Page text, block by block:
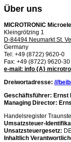
Über uns
MICROTRONIC
Kleingrötzing 1
D-84494 Neumarkt St.
Germany
Tel: +49 (8722) 9620-0
Fax: +49 (8722) 9620-30
e-mail: info {A}
Dreiwortadresse: ///
Geschäftsführer: Ernst
Managing Director:
Handelsregister
Umsatzsteuer-
Unsatzsteuergesetz:
Inhaltlich